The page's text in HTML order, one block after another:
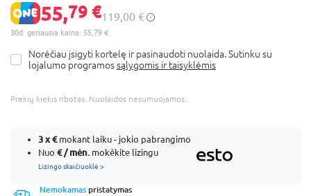
55,79 €119,00 €
30d. geriausia kaina: 55,79 €
Norėčiau įsigyti kortelę ir pasinaudoti nuolaida. Sutinku su
lojalumo programossąlygomis ir taisyklėmis
Prekių kiekis ribotas. Nuolaidos nesumuojamos.
3 x€mokant laiku - jokio pabrangimo
Nuo € / mėn. mokėkite lizingu
Lizingo skaičiuoklė >
Nemokamas pristatymas